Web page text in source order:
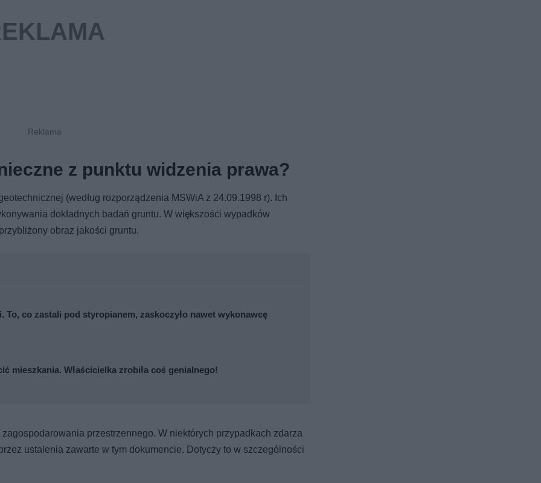
z punktu widzenia prawa?
(według rozporządzenia MSWiA z 24.09.1998 r). Ich
dokładnych badań gruntu. W większości wypadków
obraz jakości gruntu.
To, co zastali pod styropianem, zaskoczyło nawet wykonawcę
mieszkania. Właścicielka zrobiła coś genialnego!
przestrzennego. W niektórych przypadkach zdarza
ustalenia zawarte w tym dokumencie. Dotyczy to w szczególności